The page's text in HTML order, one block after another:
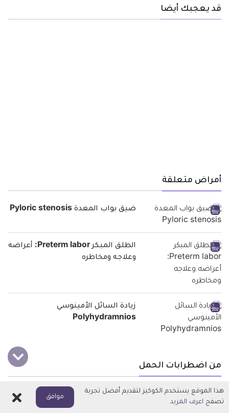
قد يعجبك أيضا
أمراض متعلقة
ضيق بواب المعدة Pyloric stenosis
الطلق المبكر Preterm labor: أعراضه
وعلاجه ومخاطره
زيادة السائل الأمينوسي
Polyhydramnios
من اضطرابات الحمل
الولادة المبكرة Premature birth
هذا الموقع يستخدم الكوكيز لتقديم أفضل تجربة
تصفح اعرف المزيد
موافق اغلاق